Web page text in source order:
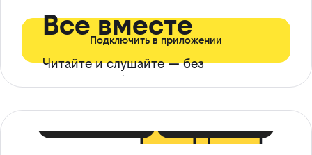
Все вместе
Читайте и слушайте — без
ограничений*
Подключить в приложении